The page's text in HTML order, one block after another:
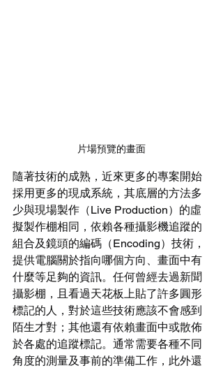
片場預覽的畫面
隨著技術的成熟，近來更多的專案開始
採用更多的現成系統，其底層的方法多
少與現場製作（Live Production）的虛
擬製作棚相同，依賴各種攝影機追蹤的
組合及鏡頭的編碼（Encoding）技術，
提供電腦關於指向哪個方向、畫面中有
什麼等足夠的資訊。任何曾經去過新聞
攝影棚，且看過天花板上貼了許多圓形
標記的人，對於這些技術應該不會感到
陌生才對；其他還有依賴畫面中或散佈
於各處的追蹤標記。通常需要各種不同
角度的測量及事前的準備工作，此外還